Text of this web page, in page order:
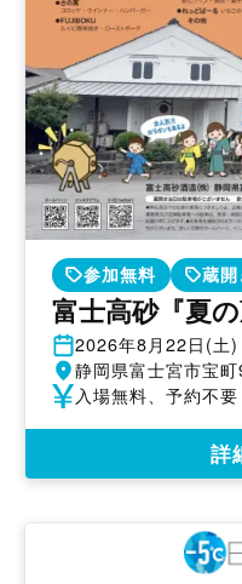
参加無料 蔵開
富士高砂『夏の
開
催
日
2026年8月22日(土)
開
催
静岡県富士宮市宝
参 入場無料、予約不要
詳